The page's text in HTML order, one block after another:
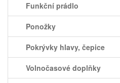
Funkční prádlo
Ponožky
Pokrývky hlavy, čepice
Volnočasové doplňky